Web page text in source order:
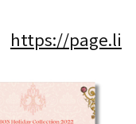
https://page.li